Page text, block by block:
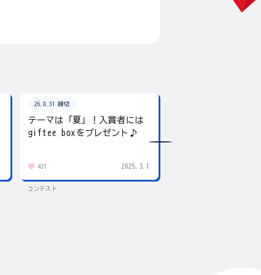
26.8.31 締切
テーマは「夏」！入賞者には
giftee boxをプレゼント♪
431 2025.3.1
コンテスト